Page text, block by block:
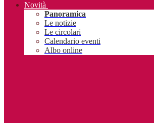
Novità
Panoramica
Le notizie
Le circolari
Calendario eventi
Albo online